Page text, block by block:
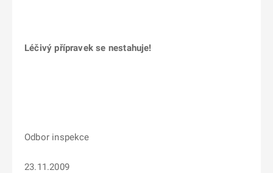
Léčivý přípravek se nestahuje!
Odbor inspekce
23.11.2009